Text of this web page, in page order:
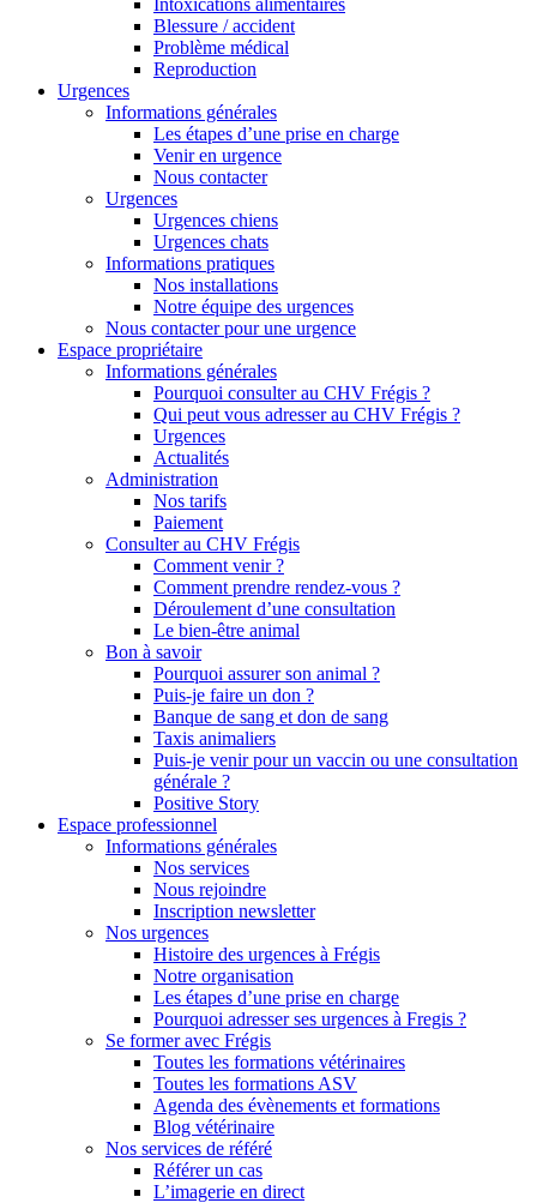
Intoxications alimentaires
Blessure / accident
Problème médical
Reproduction
Urgences
Informations générales
Les étapes d’une prise en charge
Venir en urgence
Nous contacter
Urgences
Urgences chiens
Urgences chats
Informations pratiques
Nos installations
Notre équipe des urgences
Nous contacter pour une urgence
Espace propriétaire
Informations générales
Pourquoi consulter au CHV Frégis ?
Qui peut vous adresser au CHV Frégis ?
Urgences
Actualités
Administration
Nos tarifs
Paiement
Consulter au CHV Frégis
Comment venir ?
Comment prendre rendez-vous ?
Déroulement d’une consultation
Le bien-être animal
Bon à savoir
Pourquoi assurer son animal ?
Puis-je faire un don ?
Banque de sang et don de sang
Taxis animaliers
Puis-je venir pour un vaccin ou une consultation
générale ?
Positive Story
Espace professionnel
Informations générales
Nos services
Nous rejoindre
Inscription newsletter
Nos urgences
Histoire des urgences à Frégis
Notre organisation
Les étapes d’une prise en charge
Pourquoi adresser ses urgences à Fregis ?
Se former avec Frégis
Toutes les formations vétérinaires
Toutes les formations ASV
Agenda des évènements et formations
Blog vétérinaire
Nos services de référé
Référer un cas
L’imagerie en direct